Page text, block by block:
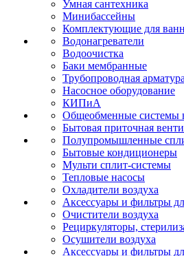
Умная сантехника
Минибассейны
Комплектующие для ванн
Водонагреватели
Водоочистка
Баки мембранные
Трубопроводная
Насосное оборудование
КИПиА
Общеобменные системы
Бытовая приточная
Полупромышленные
Бытовые кондиционеры
Мульти сплит-системы
Тепловые насосы
Охладители воздуха
Аксессуары и фильтры
Очистители воздуха
Рециркуляторы,
Осушители воздуха
Аксессуары и фильтры